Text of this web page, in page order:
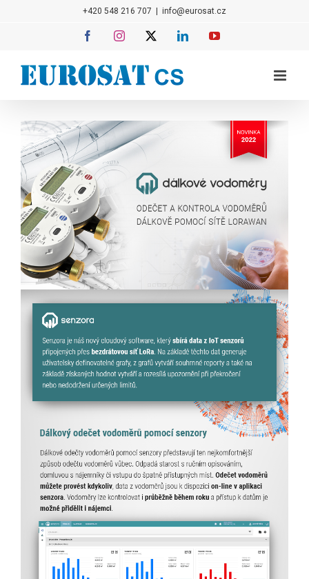
+420 548 216 707 info@eurosat.cz
FacebookInstagram LinkedInYouTube